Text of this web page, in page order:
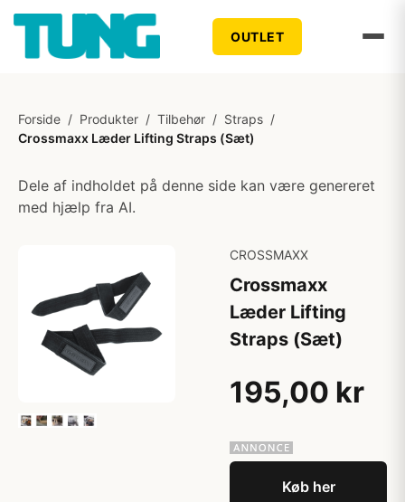
OUTLET
Forside / Produkter / Tilbehør / Straps /
Crossmaxx Læder Lifting Straps (Sæt)
Dele af indholdet på denne side kan være genereret
med hjælp fra AI.
CROSSMAXX
Crossmaxx
Læder Lifting
Straps (Sæt)
195,00 kr
Køb her